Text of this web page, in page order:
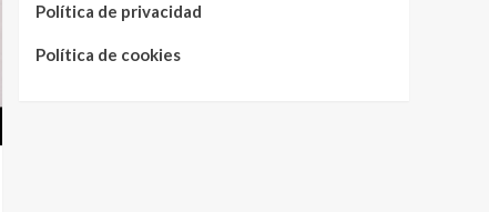
Política de privacidad
Política de cookies